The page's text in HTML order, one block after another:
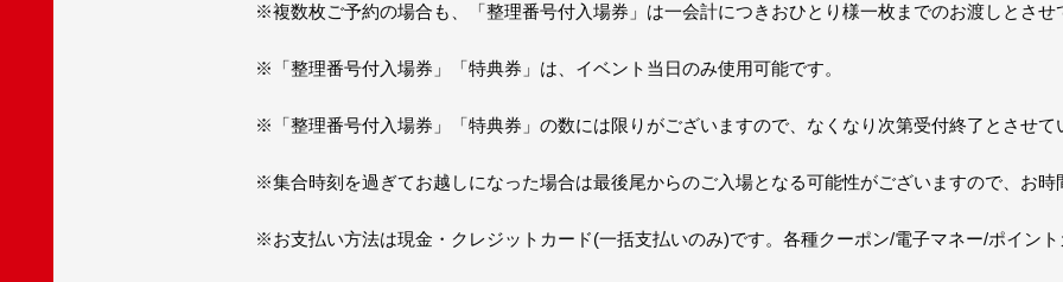
※複数枚ご予約の場合も、「整理番号付入場券」は一会計につきおひとり様一枚までのお渡しとさせ
※「整理番号付入場券」「特典券」は、イベント当日のみ使用可能です。
※「整理番号付入場券」「特典券」の数には限りがございますので、なくなり次第受付終了とさせて
※集合時刻を過ぎてお越しになった場合は最後尾からのご入場となる可能性がございますので、お時
※お支払い方法は現金・クレジットカード(一括支払いのみ)です。各種クーポン/電子マネー/ポイン